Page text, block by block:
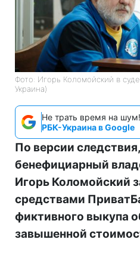
Фото: Игорь Коломойский в
Украина)
Не трать время на
РБК-Украина в Google
По версии
бенефициарный
Игорь Коломойский
средствами
фиктивного выкупа
завышенной